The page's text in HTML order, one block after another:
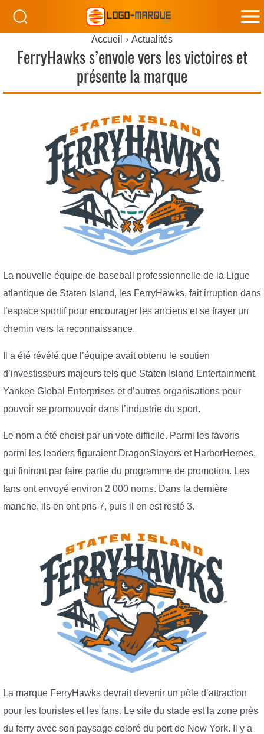
Accueil Actualités
FerryHawks s’envole vers les victoires et
présente la marque
La nouvelle équipe de baseball professionnelle de la Ligue
atlantique de Staten Island, les FerryHawks, fait irruption dans
l’espace sportif pour encourager les anciens et se frayer un
chemin vers la reconnaissance.
Il a été révélé que l’équipe avait obtenu le soutien
d’investisseurs majeurs tels que Staten Island Entertainment,
Yankee Global Enterprises et d’autres organisations pour
pouvoir se promouvoir dans l’industrie du sport.
Le nom a été choisi par un vote difficile. Parmi les favoris
parmi les leaders figuraient DragonSlayers et HarborHeroes,
qui finiront par faire partie du programme de promotion. Les
fans ont envoyé environ 2 000 noms. Dans la dernière
manche, ils en ont pris 7, puis il en est resté 3.
La marque FerryHawks devrait devenir un pôle d’attraction
pour les touristes et les fans. Le site du stade est la zone près
du ferry avec son paysage coloré du port de New York. Il y a